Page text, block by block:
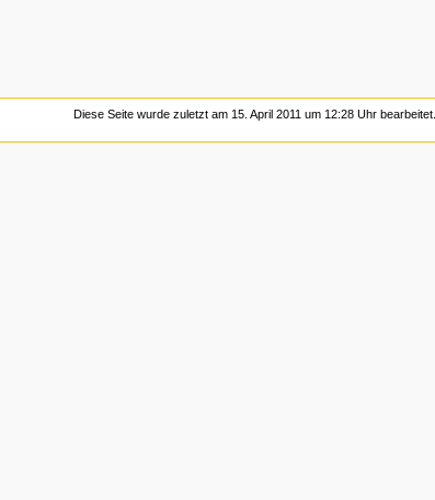
Diese Seite wurde zuletzt am 15. April 2011 um 12:28 Uhr bearbeitet.